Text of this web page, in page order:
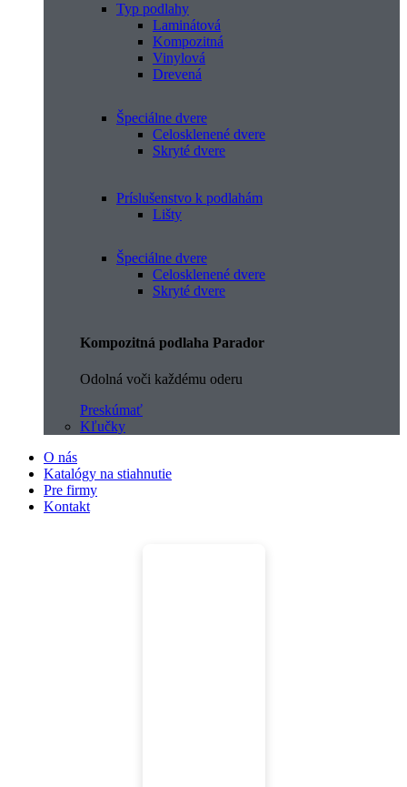
Typ podlahy
Laminátová
Kompozitná
Vinylová
Drevená
Špeciálne dvere
Celosklenené dvere
Skryté dvere
Príslušenstvo k podlahám
Lišty
Špeciálne dvere
Celosklenené dvere
Skryté dvere
Kompozitná podlaha Parador
Odolná voči každému oderu
Preskúmať
Kľučky
O nás
Katalógy na stiahnutie
Pre firmy
Kontakt